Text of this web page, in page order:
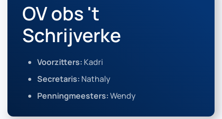
OV obs 't
Schrijverke
Voorzitters: Kadri
Secretaris: Nathaly
Penningmeesters:Wendy